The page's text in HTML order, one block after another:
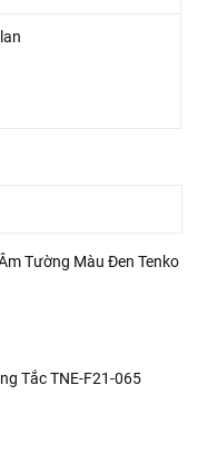
Tường Màu Đen Tenko
Tắc TNE-F21-065